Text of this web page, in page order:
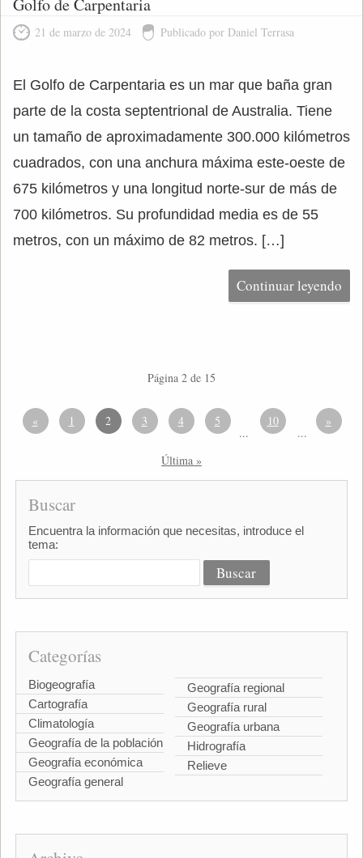
Golfo de Carpentaria
21 de marzo de 2024 Publicado por Daniel Terrasa
El Golfo de Carpentaria es un mar que baña gran
parte de la costa septentrional de Australia. Tiene
un tamaño de aproximadamente 300.000 kilómetros
cuadrados, con una anchura máxima este-oeste de
675 kilómetros y una longitud norte-sur de más de
700 kilómetros. Su profundidad media es de 55
metros, con un máximo de 82 metros. […]
Continuar leyendo
Página 2 de 15
« 1 2 3 4 5
...
10
...
»
Última »
Buscar
Encuentra la información que necesitas, introduce el
tema:
Categorías
Biogeografía
Cartografía
Climatología
Geografía de la población
Geografía económica
Geografía general
Geografía regional
Geografía rural
Geografía urbana
Hidrografía
Relieve